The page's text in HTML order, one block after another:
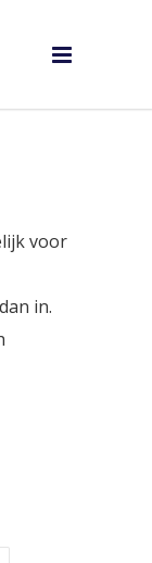
voor
in.